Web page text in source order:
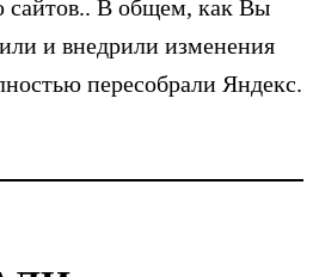
сайтов.. В общем, как Вы
и внедрили изменения
пересобрали Яндекс.